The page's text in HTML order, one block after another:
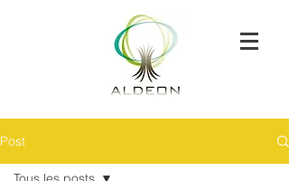
Post